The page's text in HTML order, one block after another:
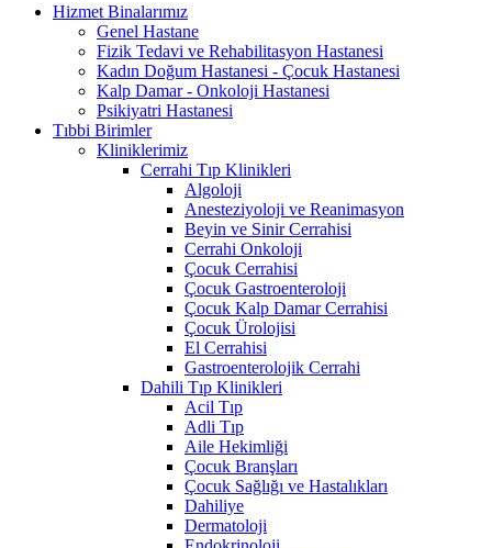
Hizmet Binalarımız
Genel Hastane
Fizik Tedavi ve Rehabilitasyon Hastanesi
Kadın Doğum Hastanesi - Çocuk Hastanesi
Kalp Damar - Onkoloji Hastanesi
Psikiyatri Hastanesi
Tıbbi Birimler
Kliniklerimiz
Cerrahi Tıp Klinikleri
Algoloji
Anesteziyoloji ve Reanimasyon
Beyin ve Sinir Cerrahisi
Cerrahi Onkoloji
Çocuk Cerrahisi
Çocuk Gastroenteroloji
Çocuk Kalp Damar Cerrahisi
Çocuk Ürolojisi
El Cerrahisi
Gastroenterolojik Cerrahi
Dahili Tıp Klinikleri
Acil Tıp
Adli Tıp
Aile Hekimliği
Çocuk Branşları
Çocuk Sağlığı ve Hastalıkları
Dahiliye
Dermatoloji